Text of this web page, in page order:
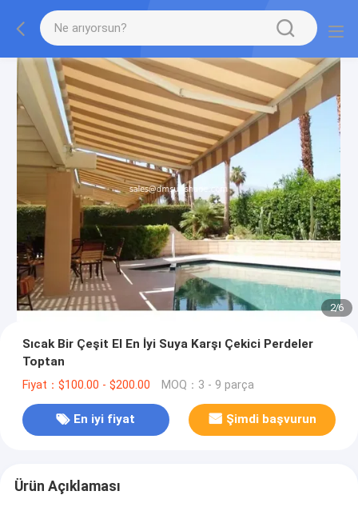
2/6
Sıcak Bir Çeşit El En İyi Suya Karşı Çekici Perdeler
Toptan
Fiyat：$100.00 - $200.00 MOQ：3 - 9 parça
En iyi fiyat Şimdi başvurun
Ürün Açıklaması